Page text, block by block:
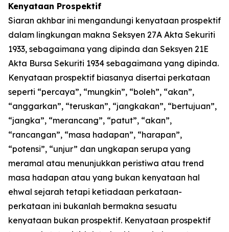
Kenyataan Prospektif
Siaran akhbar ini mengandungi kenyataan prospektif
dalam lingkungan makna Seksyen 27A Akta Sekuriti
1933, sebagaimana yang dipinda dan Seksyen 21E
Akta Bursa Sekuriti 1934 sebagaimana yang dipinda.
Kenyataan prospektif biasanya disertai perkataan
seperti “percaya”, “mungkin”, “boleh”, “akan”,
“anggarkan”, “teruskan”, “jangkakan”, “bertujuan”,
“jangka”, “merancang”, “patut”, “akan”,
“rancangan”, “masa hadapan”, “harapan”,
“potensi”, “unjur” dan ungkapan serupa yang
meramal atau menunjukkan peristiwa atau trend
masa hadapan atau yang bukan kenyataan hal
ehwal sejarah tetapi ketiadaan perkataan-
perkataan ini bukanlah bermakna sesuatu
kenyataan bukan prospektif. Kenyataan prospektif